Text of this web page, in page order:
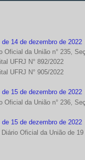
de 14 de dezembro de 2022
Oficial da União n° 235,
UFRJ N° 892/2022
UFRJ N° 905/2022
de 15 de dezembro de 2022
Oficial da União n° 236,
de 15 de dezembro de 2022
Oficial da União de